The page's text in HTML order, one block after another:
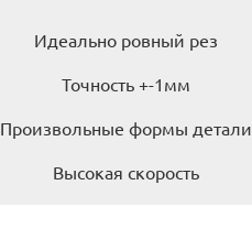
Идеально ровный рез
Точность +-1мм
Произвольные формы детали
Высокая скорость